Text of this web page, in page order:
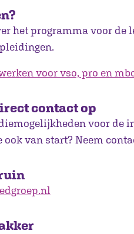
het programma voor
voor vso, pro en
contact op
voor de
ook van start? Neem